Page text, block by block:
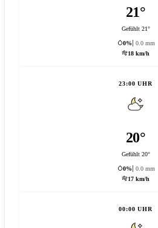
21°
Gefühlt 21°
0%
0.0 mm
18 km/h
23:00 UHR
20°
Gefühlt 20°
0%
0.0 mm
17 km/h
00:00 UHR